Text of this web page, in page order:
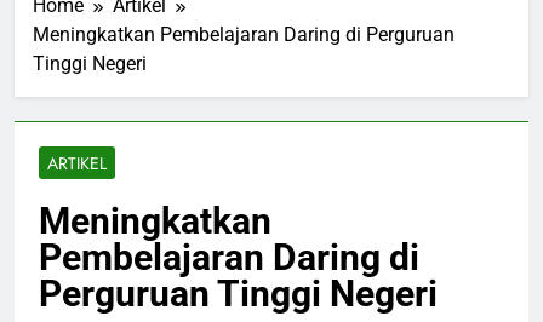
Home
Artikel
Meningkatkan Pembelajaran Daring di Perguruan
Tinggi Negeri
ARTIKEL
Meningkatkan
Pembelajaran Daring di
Perguruan Tinggi Negeri